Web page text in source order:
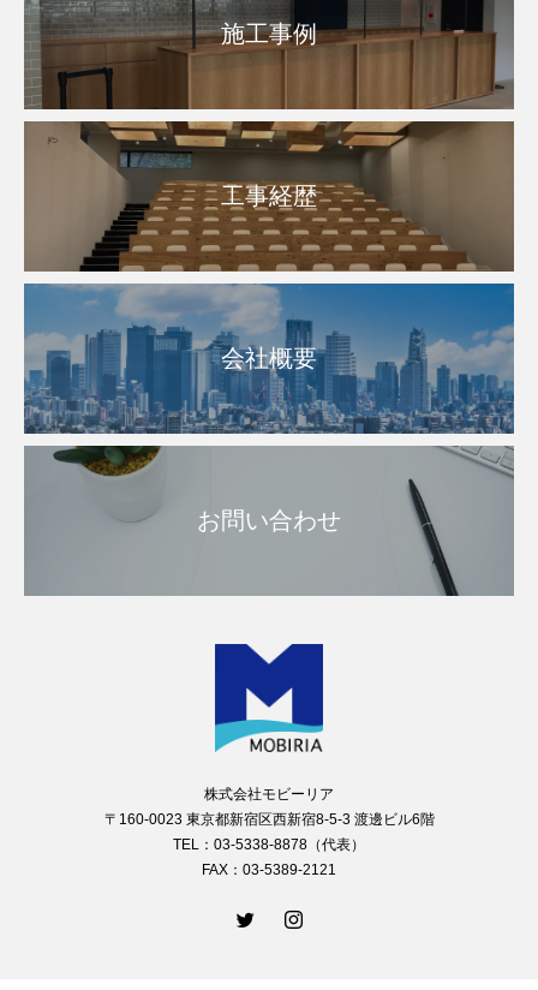
施工事例
工事経歴
会社概要
お問い合わせ
株式会社モビーリア
〒160-0023 東京都新宿区西新宿8-5-3 渡邊ビル6階
TEL：03-5338-8878（代表）
FAX：03-5389-2121